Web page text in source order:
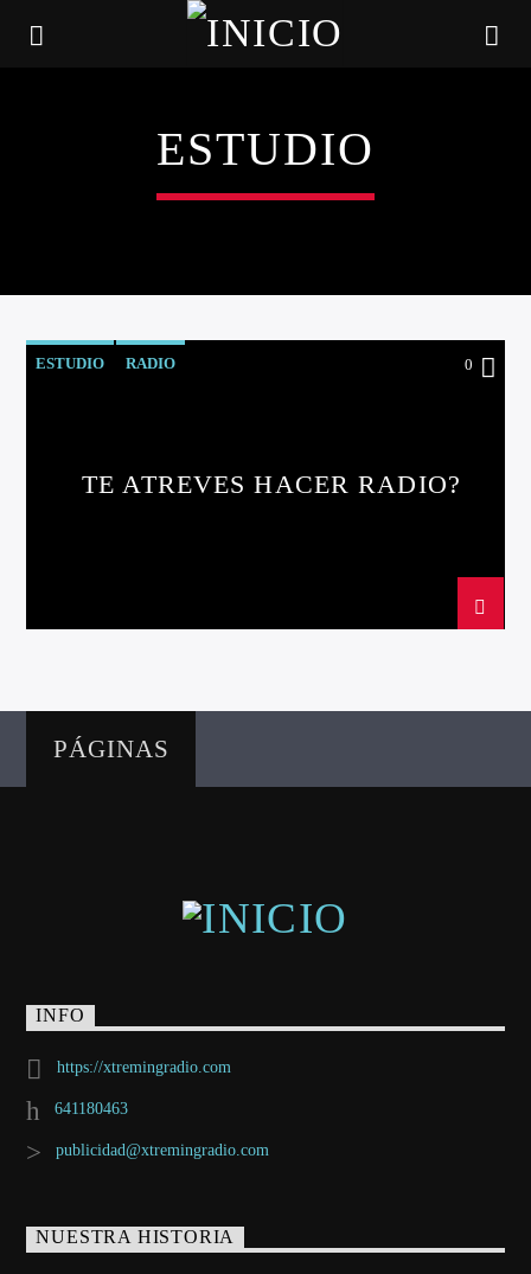
TÍTULO
ESTUDIO
ESTUDIO RADIO 0
TE ATREVES HACER RADIO?
PÁGINAS
INFO
https://xtremingradio.com
641180463
publicidad@xtremingradio.com
NUESTRA HISTORIA